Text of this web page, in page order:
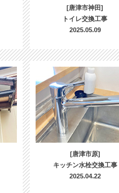
[唐津市神田]
トイレ交換工事
2025.05.09
[唐津市原]
キッチン水栓交換工事
2025.04.22